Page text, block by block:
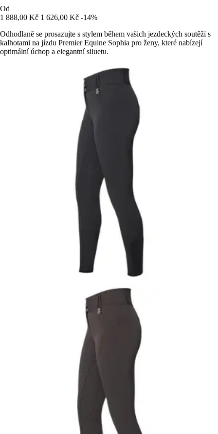
Od
1 888,00 Kč 1 626,00 Kč -14%
Odhodlaně se prosazujte s stylem během vašich jezdeckých soutěží s
kalhotami na jízdu Premier Equine Sophia pro ženy, které nabízejí
optimální úchop a elegantní siluetu.